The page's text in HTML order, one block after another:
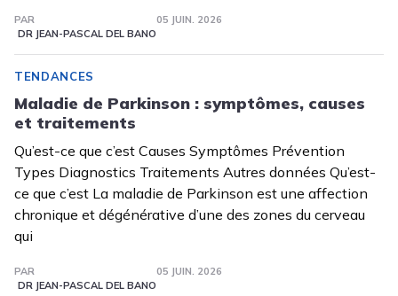
PAR
DR JEAN-PASCAL DEL BANO
05 JUIN. 2026
TENDANCES
Maladie de Parkinson : symptômes, causes
et traitements
Qu’est-ce que c’est Causes Symptômes Prévention
Types Diagnostics Traitements Autres données Qu’est-
ce que c’est La maladie de Parkinson est une affection
chronique et dégénérative d’une des zones du cerveau
qui
PAR
DR JEAN-PASCAL DEL BANO
05 JUIN. 2026